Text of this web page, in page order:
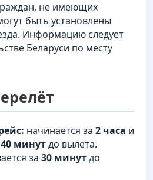
не имеющих
быть установлены
Информацию следует
Беларуси по месту
начинается за 2 часа и
40 минутдо вылета.
за 30 минутдо